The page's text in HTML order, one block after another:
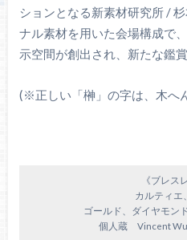
ションとなる新素材研究所 /
ナル素材を用いた会場構成で
示空間が創出され、新たな鑑
(※正しい「榊」の字は、木へ
《ブレス
カルティエ
ゴールド、ダイヤモン
個人蔵 Vincent